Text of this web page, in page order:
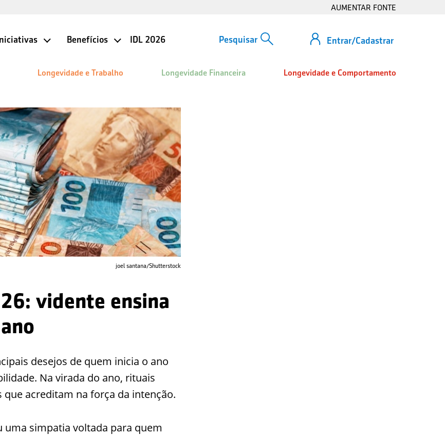
AUMENTAR FONTE
Entrar/Cadastrar
Iniciativas Benefícios IDL 2026
Longevidade e Trabalho Longevidade Financeira Longevidade e Comportamento
joel santana/Shutterstock
vidente ensina
desejos de quem inicia o ano
Na virada do ano, rituais
acreditam na força da intenção.
simpatia voltada para quem